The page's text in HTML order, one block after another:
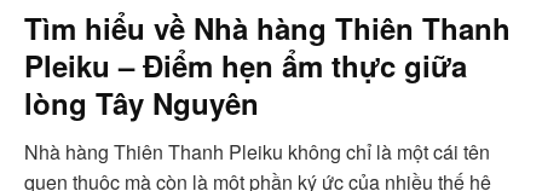
Tìm hiểu về Nhà hàng Thiên Thanh
Pleiku – Điểm hẹn ẩm thực giữa
lòng Tây Nguyên
Nhà hàng Thiên Thanh Pleiku không chỉ là một cái tên
quen thuộc mà còn là một phần ký ức của nhiều thế hệ